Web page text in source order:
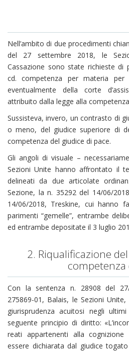
Nell’ambito di due procedimenti
del 27 settembre 2018, le
Cassazione sono state richieste di
cd. competenza per materia per
eventualmente della corte
attribuito dalla legge alla
Sussisteva, invero, un contrasto di
o meno, del giudice superiore di
competenza del giudice di pace.
Gli angoli di visuale –
Sezioni Unite hanno affrontato il
delineati da due articolate
Sezione, la n. 35292 del 14/06/
14/06/2018, Treskine, cui hanno
parimenti “gemelle”, entrambe
ed entrambe depositate il 3 luglio
2. Riqualificazione
competenza
Con la sentenza n. 28908 del
275869-01, Balais, le Sezioni
giurisprudenza acuitosi negli
seguente principio di diritto:
reati appartenenti alla
essere dichiarata dal giudice